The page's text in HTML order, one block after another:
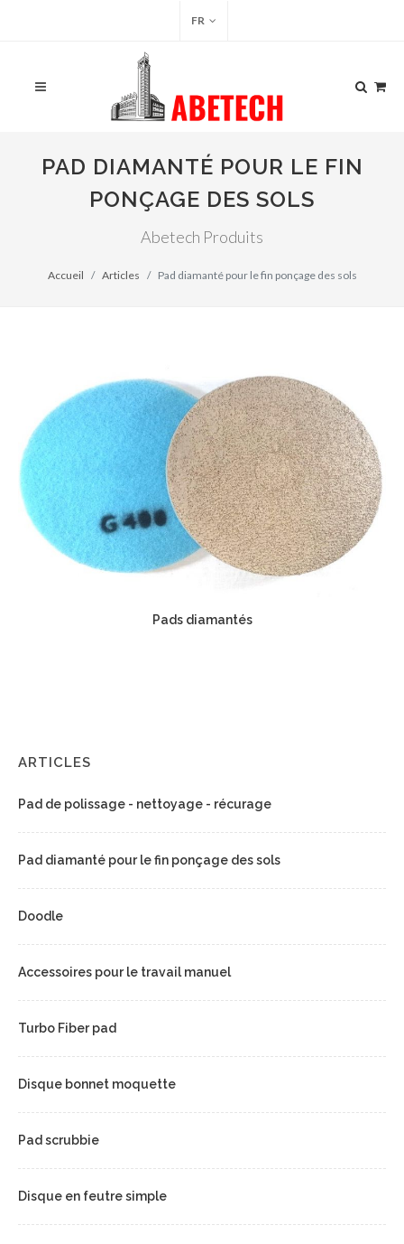
FR
PAD DIAMANTÉ POUR LE FIN
PONÇAGE DES SOLS
Abetech Produits
Accueil Articles Pad diamanté pour le fin ponçage des sols
Pads diamantés
ARTICLES
Pad de polissage - nettoyage - récurage
Pad diamanté pour le fin ponçage des sols
Doodle
Accessoires pour le travail manuel
Turbo Fiber pad
Disque bonnet moquette
Pad scrubbie
Disque en feutre simple